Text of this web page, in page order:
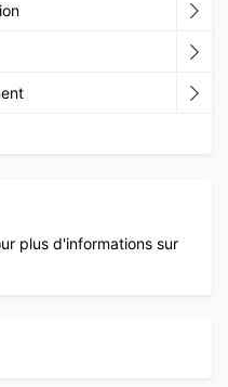
plus d'informations sur